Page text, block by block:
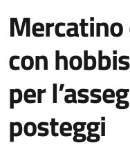
con
per
posteggi